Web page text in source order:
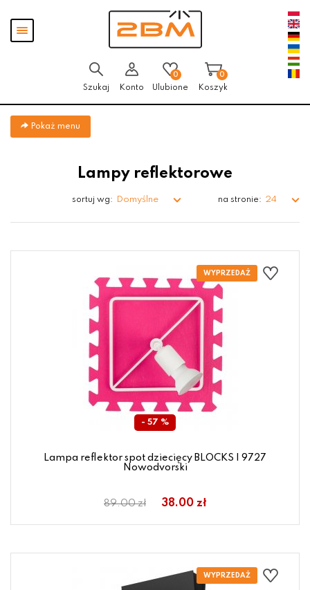
Pokaż
menu
Szukaj Konto
0
Ulubione
0
Koszyk
Pokaż menu
Lampy reflektorowe
sortuj wg: Domyślne na stronie: 24
- 57 %
Lampa reflektor spot dziecięcy BLOCKS I 9727
Nowodvorski
89.00 zł 38.00 zł